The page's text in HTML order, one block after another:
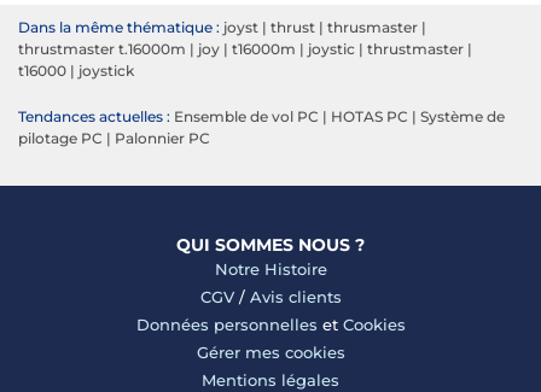
Dans la même thématique : joyst | thrust | thrusmaster |
thrustmaster t.16000m | joy | t16000m | joystic | thrustmaster |
t16000 | joystick
Tendances actuelles : Ensemble de vol PC | HOTAS PC | Système de
pilotage PC | Palonnier PC
QUI SOMMES NOUS ?
Notre Histoire
CGV/ Avis clients
Données personnelles et Cookies
Gérer mes cookies
Mentions légales